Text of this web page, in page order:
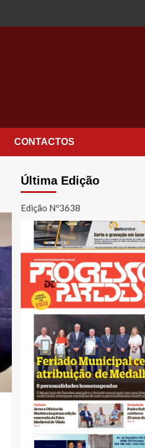
CONTACTOS
Última Edição
Edição Nº3638